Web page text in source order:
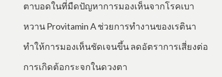
ตาบอดในที่มืดปัญหาการมองเห็นจากโรคเบา
หวาน Provitamin A ช่วยการทำงานของเรตินา
ทำให้การมองเห็นชัดเจนขึ้น ลดอัตราการเสี่ยงต่อ
การเกิดต้อกระจกในดวงตา